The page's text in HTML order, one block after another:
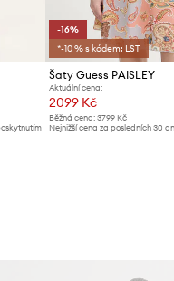
-16%
*-10 % s kódem: LST
Šaty Guess PAISLEY
Aktuální cena:
2099 Kč
Běžná cena: 3799 Kč
Nejnižší cena za posledních 30